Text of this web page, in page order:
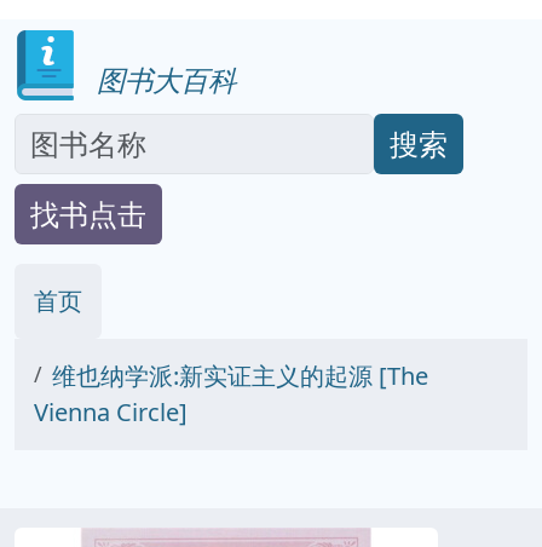
图书大百科
搜索
找书点击
首页
维也纳学派:新实证主义的起源 [The
Vienna Circle]